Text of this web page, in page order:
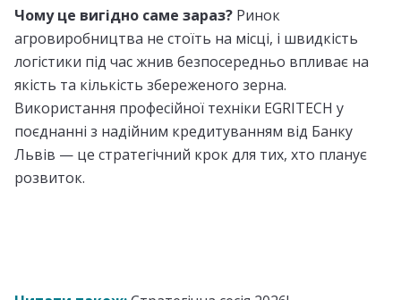
Чому це вигідно саме зараз? ​Ринок
агровиробництва не стоїть на місці, і швидкість
логістики під час жнив безпосередньо впливає на
якість та кількість збереженого зерна.
Використання професійної техніки EGRITECH у
поєднанні з надійним кредитуванням від Банку
Львів — це стратегічний крок для тих, хто планує
розвиток.